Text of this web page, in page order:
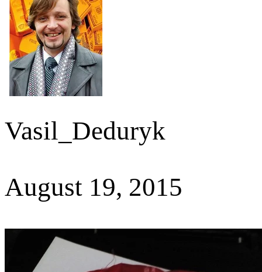
Vasil_Deduryk
August 19, 2015